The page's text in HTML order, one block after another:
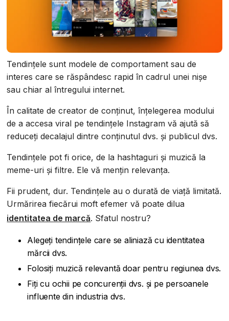
Tendințele sunt modele de comportament sau de
interes care se răspândesc rapid în cadrul unei nișe
sau chiar al întregului internet.
În calitate de creator de conținut, înțelegerea modului
de a accesa viral pe tendințele Instagram vă ajută să
reduceți decalajul dintre conținutul dvs. și publicul dvs.
Tendințele pot fi orice, de la hashtaguri și muzică la
meme-uri și filtre. Ele vă mențin relevanța.
Fii prudent, dur. Tendințele au o durată de viață limitată.
Urmărirea fiecărui moft efemer vă poate dilua
identitatea de marcă. Sfatul nostru?
Alegeți tendințele care se aliniază cu identitatea
mărcii dvs.
Folosiți muzică relevantă doar pentru regiunea dvs.
Fiți cu ochii pe concurenții dvs. și pe persoanele
influente din industria dvs.